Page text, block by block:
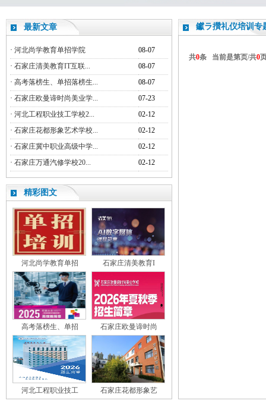
最新文章
· 河北尚学教育单招学院
08-07
· 石家庄清美教育IT互联...
08-07
· 高考落榜生、单招落榜生...
08-07
· 石家庄欧曼谛时尚美业学...
07-23
· 河北工程职业技工学校2...
02-12
· 石家庄花都形象艺术学校...
02-12
· 石家庄冀中职业高级中学...
02-12
· 石家庄万通汽修学校20... 02-12
精彩图文
河北尚学教育单招 石家庄清美教育I
高考落榜生、单招 石家庄欧曼谛时尚
河北工程职业技工 石家庄花都形象艺
钀ラ攢礼仪培训专
共0条 当前是第页/共0